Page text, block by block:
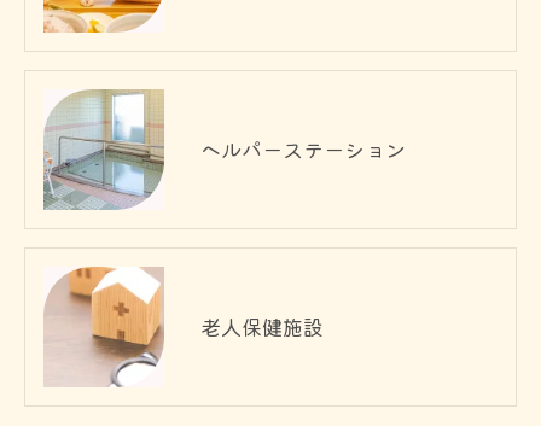
ヘルパーステーション
老人保健施設